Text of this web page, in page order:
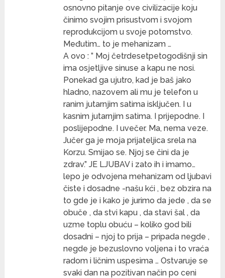
osnovno pitanje ove civilizacije koju
činimo svojim prisustvom i svojom
reprodukcijom u svoje potomstvo.
Međutim… to je mehanizam …
A ovo : ” Moj četrdesetpetogodišnji sin
ima osjetljive sinuse a kapu ne nosi.
Ponekad ga ujutro, kad je baš jako
hladno, nazovem ali mu je telefon u
ranim jutarnjim satima isključen. I u
kasnim jutarnjim satima. I prijepodne. I
poslijepodne. I uvečer. Ma, nema veze.
Jučer ga je moja prijateljica srela na
Korzu. Smijao se. Njoj se čini da je
zdrav.” JE LJUBAV i zato ih i imamo…
lepo je odvojena mehanizam od ljubavi
čiste i dosadne -našu kći , bez obzira na
to gde je i kako je jurimo da jede , da se
obuče , da stvi kapu , da stavi šal , da
uzme toplu obuću – koliko god bili
dosadni – njoj to prija – pripada negde ,
negde je bezuslovno voljena i to vraća
radom i ličnim uspesima … Ostvaruje se
svaki dan na pozitivan način po ceni